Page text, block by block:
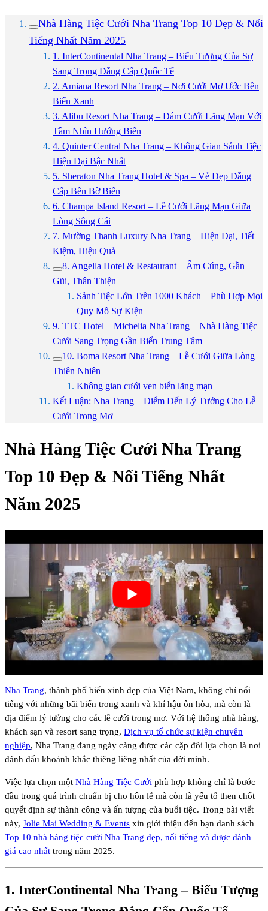
Nhà Hàng Tiệc Cưới Nha Trang Top 10 Đẹp & Nổi
Tiếng Nhất Năm 2025
1. InterContinental Nha Trang – Biểu Tượng Của Sự
Sang Trọng Đẳng Cấp Quốc Tế
2. Amiana Resort Nha Trang – Nơi Cưới Mơ Ước Bên
Biển Xanh
3. Alibu Resort Nha Trang – Đám Cưới Lãng Mạn Với
Tầm Nhìn Hướng Biển
4. Quinter Central Nha Trang – Không Gian Sảnh Tiệc
Hiện Đại Bậc Nhất
5. Sheraton Nha Trang Hotel & Spa – Vẻ Đẹp Đẳng
Cấp Bên Bờ Biển
6. Champa Island Resort – Lễ Cưới Lãng Mạn Giữa
Lòng Sông Cái
7. Mường Thanh Luxury Nha Trang – Hiện Đại, Tiết
Kiệm, Hiệu Quả
8. Angella Hotel & Restaurant – Ấm Cúng, Gần
Gũi, Thân Thiện
Sảnh Tiệc Lớn Trên 1000 Khách – Phù Hợp Mọi
Quy Mô Sự Kiện
9. TTC Hotel – Michelia Nha Trang – Nhà Hàng Tiệc
Cưới Sang Trọng Gần Biển Trung Tâm
10. Boma Resort Nha Trang – Lễ Cưới Giữa Lòng
Thiên Nhiên
Không gian cưới ven biển lãng mạn
Kết Luận: Nha Trang – Điểm Đến Lý Tưởng Cho Lễ
Cưới Trong Mơ
Nhà Hàng Tiệc Cưới Nha Trang
Top 10 Đẹp & Nổi Tiếng Nhất
Năm 2025
Nha Trang, thành phố biển xinh đẹp của Việt Nam, không chỉ nổi
tiếng với những bãi biển trong xanh và khí hậu ôn hòa, mà còn là
địa điểm lý tưởng cho các lễ cưới trong mơ. Với hệ thống nhà hàng,
khách sạn và resort sang trọng, Dịch vụ tổ chức sự kiện chuyên
nghiệp, Nha Trang đang ngày càng được các cặp đôi lựa chọn là nơi
đánh dấu khoảnh khắc thiêng liêng nhất của đời mình.
Việc lựa chọn một Nhà Hàng Tiệc Cưới phù hợp không chỉ là bước
đầu trong quá trình chuẩn bị cho hôn lễ mà còn là yếu tố then chốt
quyết định sự thành công và ấn tượng của buổi tiệc. Trong bài viết
này, Jolie Mai Wedding & Events xin giới thiệu đến bạn danh sách
Top 10 nhà hàng tiệc cưới Nha Trang đẹp, nổi tiếng và được đánh
giá cao nhất trong năm 2025.
1. InterContinental Nha Trang – Biểu Tượng